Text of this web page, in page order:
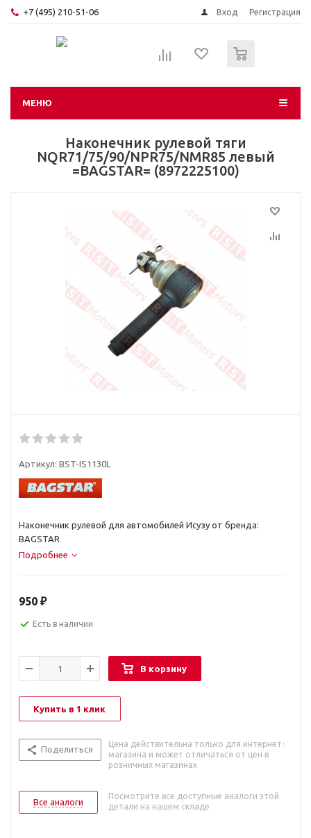
+7 (495) 210-51-06 Вход Регистрация
МЕНЮ
Наконечник рулевой тяги
NQR71/75/90/NPR75/NMR85 левый
=BAGSTAR= (8972225100)
Артикул: BST-IS1130L
Наконечник рулевой для автомобилей Исузу от бренда:
BAGSTAR
Подробнее
950 ₽
Есть в наличии
В корзину
Купить в 1 клик
Поделиться
Цена действительна только для интернет-
магазина и может отличаться от цен в
розничных магазинах
Все аналоги
Посмотрите все доступные аналоги этой
детали на нашем складе